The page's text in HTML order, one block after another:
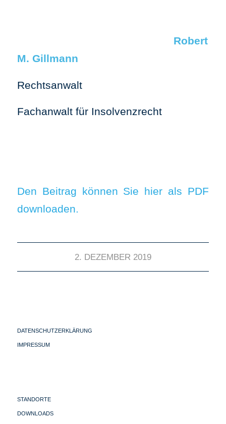
Robert
M. Gillmann
Rechtsanwalt
Fachanwalt für Insolvenzrecht
Den Beitrag können Sie hier als PDF
downloaden.
2. DEZEMBER 2019
DATENSCHUTZERKLÄRUNG
IMPRESSUM
STANDORTE
DOWNLOADS